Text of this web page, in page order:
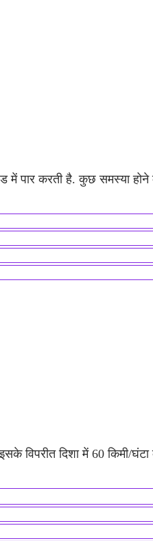
पार करती है. कुछ समस्या होने
विपरीत दिशा में 60 किमी/